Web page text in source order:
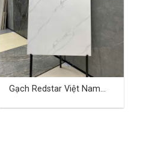
Gạch Redstar Việt Nam